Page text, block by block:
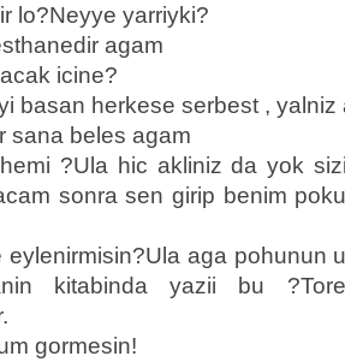
lo?Neyye yarriyki?
agam
icine?
basan herkese serbest , yalniz
sana beles agam
?Ula hic akliniz da yok
sonra sen girip benim
eylenirmisin?Ula aga pohunun
kitabinda yazii bu
gormesin!